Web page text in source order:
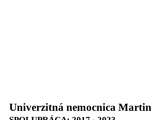
Univerzitná nemocnica Martin